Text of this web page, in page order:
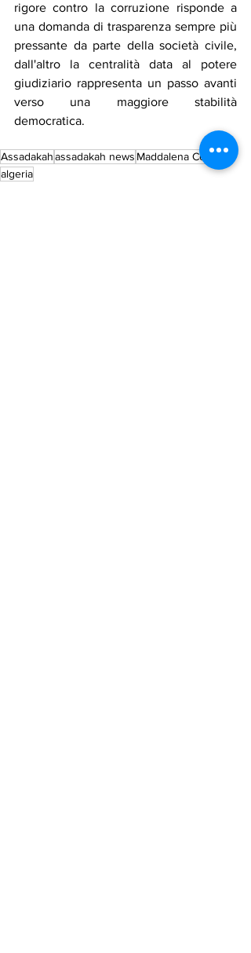
rigore contro la corruzione risponde a
una domanda di trasparenza sempre più
pressante da parte della società civile,
dall'altro la centralità data al potere
giudiziario rappresenta un passo avanti
verso una maggiore stabilità
democratica.
Assadakahassadakah news Maddalena Celano
algeria